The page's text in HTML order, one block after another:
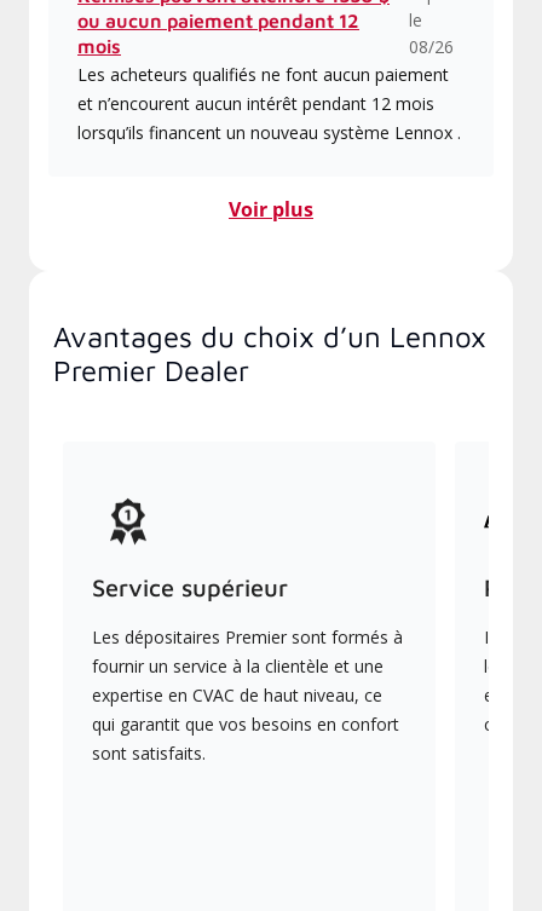
ou aucun paiement pendant 12
mois
le
08/26
Les acheteurs qualifiés ne font aucun paiement
et n’encourent aucun intérêt pendant 12 mois
lorsqu’ils financent un nouveau système Lennox .
Voir plus
Avantages du choix d’un Lennox
Premier Dealer
Service supérieur
Les dépositaires Premier sont formés à
fournir un service à la clientèle et une
expertise en CVAC de haut niveau, ce
qui garantit que vos besoins en confort
sont satisfaits.
Ils
les
en